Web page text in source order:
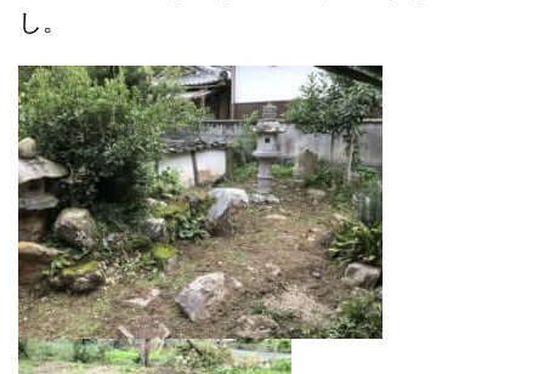
し。